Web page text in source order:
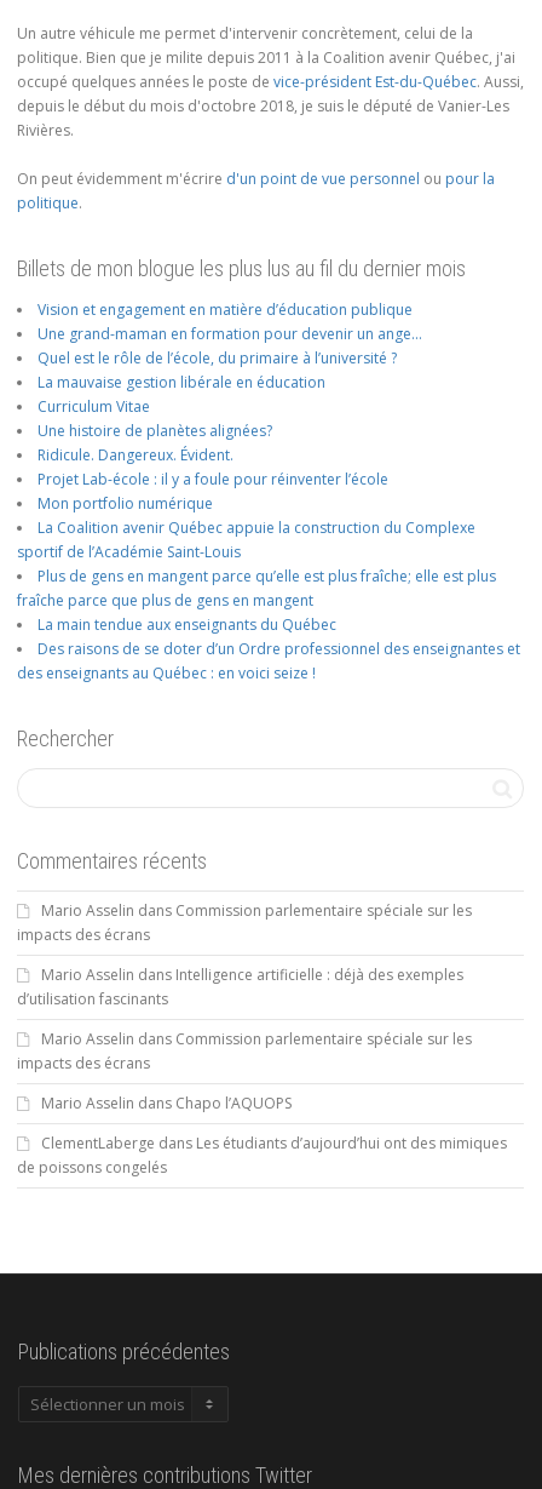
Un autre véhicule me permet d'intervenir concrètement, celui de la
politique. Bien que je milite depuis 2011 à la Coalition avenir Québec, j'ai
occupé quelques années le poste de vice-président Est-du-Québec. Aussi,
depuis le début du mois d'octobre 2018, je suis le député de Vanier-Les
Rivières.
On peut évidemment m'écrire d'un point de vue personnel ou pour la
politique.
Billets de mon blogue les plus lus au fil du dernier mois
Vision et engagement en matière d’éducation publique
Une grand-maman en formation pour devenir un ange…
Quel est le rôle de l’école, du primaire à l’université ?
La mauvaise gestion libérale en éducation
Curriculum Vitae
Une histoire de planètes alignées?
Ridicule. Dangereux. Évident.
Projet Lab-école : il y a foule pour réinventer l’école
Mon portfolio numérique
La Coalition avenir Québec appuie la construction du Complexe
sportif de l’Académie Saint-Louis
Plus de gens en mangent parce qu’elle est plus fraîche; elle est plus
fraîche parce que plus de gens en mangent
La main tendue aux enseignants du Québec
Des raisons de se doter d’un Ordre professionnel des enseignantes et
des enseignants au Québec : en voici seize !
Rechercher
Commentaires récents
Mario Asselin dans Commission parlementaire spéciale sur les
impacts des écrans
Mario Asselin dans Intelligence artificielle : déjà des exemples
d’utilisation fascinants
Mario Asselin dans Commission parlementaire spéciale sur les
impacts des écrans
Mario Asselin dans Chapo l’AQUOPS
ClementLaberge dans Les étudiants d’aujourd’hui ont des mimiques
de poissons congelés
Publications précédentes
Publications
Mes dernières contributions Twitter